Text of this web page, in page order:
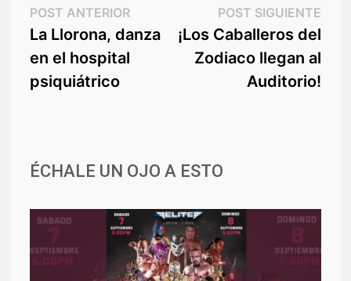
Navegación
de
entradas
POST ANTERIORPost
anterior:
La Llorona, danza
en el hospital
psiquiátrico
POST SIGUIENTEPost
¡Los Caballeros del
Zodiaco llegan al
Auditorio!
ÉCHALE UN OJO A ESTO